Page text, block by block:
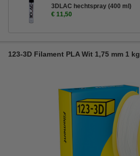
3DLAC hechtspray (400 ml)
€ 11,50
123-3D Filament PLA Wit 1,75 mm 1 kg